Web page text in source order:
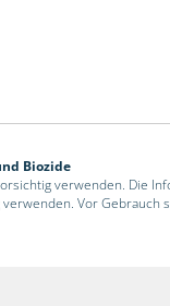
Biozide
verwenden. Die
Vor